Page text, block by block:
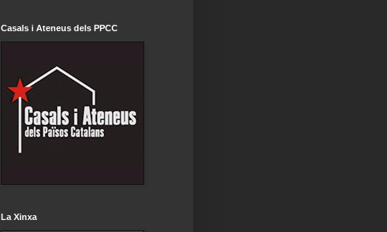
Casals i Ateneus dels PPCC
La Xinxa